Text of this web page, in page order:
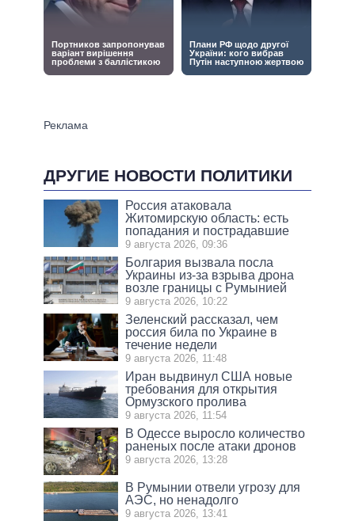
ДРУГИЕ НОВОСТИ ПОЛИТИКИ
Россия атаковала
Житомирскую область: есть
попадания и пострадавшие
9 августа 2026, 09:36
Болгария вызвала посла
Украины из-за взрыва дрона
возле границы с Румынией
9 августа 2026, 10:22
Зеленский рассказал, чем
россия била по Украине в
течение недели
9 августа 2026, 11:48
Иран выдвинул США новые
требования для открытия
Ормузского пролива
9 августа 2026, 11:54
В Одессе выросло количество
раненых после атаки дронов
9 августа 2026, 13:28
В Румынии отвели угрозу для
АЭС, но ненадолго
9 августа 2026, 13:41